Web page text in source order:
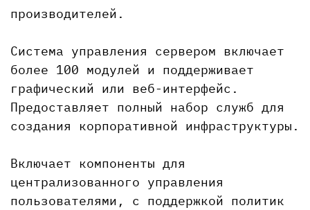
производителей.
Система управления сервером включает
более 100 модулей и поддерживает
графический или веб-интерфейс.
Предоставляет полный набор служб для
создания корпоративной инфраструктуры.
Включает компоненты для
централизованного управления
пользователями, с поддержкой политик